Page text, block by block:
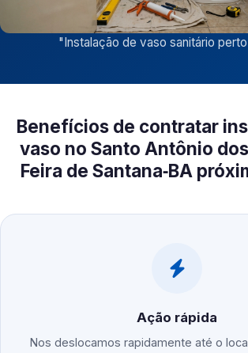
"Instalação de vaso sanitário
Benefícios de contratar
vaso no Santo Antônio
Feira de Santana‑BA
Ação rápida
Nos deslocamos rapidamente até o